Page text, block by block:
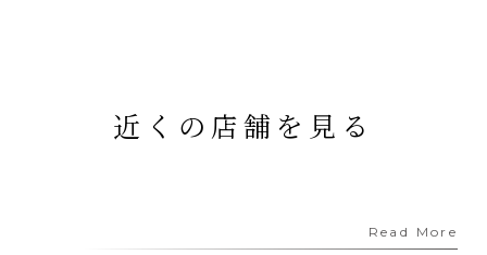
近くの店舗を見る
Read More